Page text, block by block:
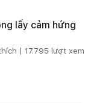
lấy cảm hứng
| 17.795 lượt xem